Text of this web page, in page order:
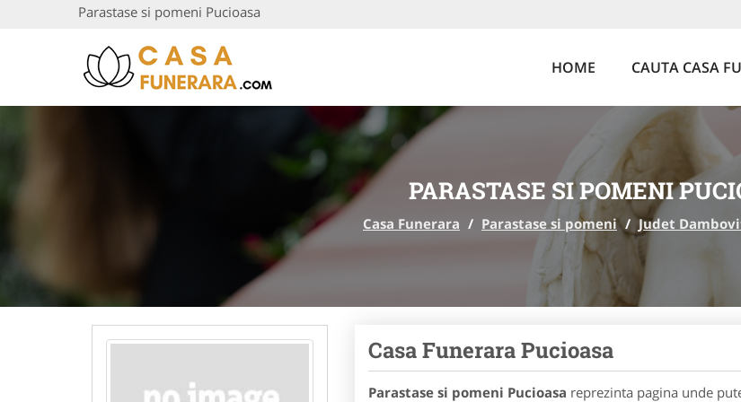
Parastase si pomeni Pucioasa
HOME CAUTA CASA
PARASTASE SI POMENI
Casa Funerara / Parastase si pomeni / Judet
Casa Funerara Pucioasa
Parastase si pomeni Pucioasa reprezinta pagina unde